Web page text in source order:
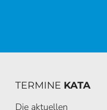
TERMINE KATA
Die aktuellen